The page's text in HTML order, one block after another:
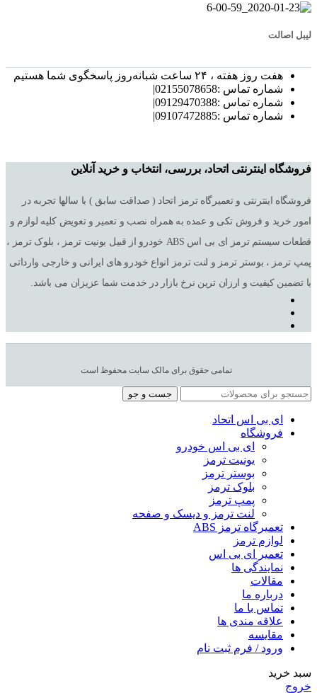
لیبل اصالت
هفت روز هفته ، ۲۴ ساعت شبانه‌روز پاسخگوی شما هستیم
شماره تماس :02155078658|
شماره تماس :09129470388|
شماره تماس :09107472885|
فروشگاه اینترنتی اتحاد، بررسی، انتخاب و خرید آنلاین
فروشگاه اینترنتی و تعمیرگاه ترمز اتحاد ( صداقت سابق ) با سالها تجربه در
امور خرید و فروش تکی و عمده به همراه نصب و تعمیر و تعویض کلیه لوازم و
قطعات سیستم ترمز ای بی اس ABS خودرو از قبیل یونیت ترمز ، بلوک ترمز ،
پمپ ترمز ، بوستر ترمز و لنت ترمز انواع خودرو های ایرانی و خارجی وارداتی
با تضمین کیفیت و ارزان ترین نرخ بازار در خدمت شما عزیزان می باشد.
تمامی حقوق برای مالک سایت محفوظ است
جست و جو
ای بی اس اتحاد
فروشگاه
ای بی اس خودرو
یونیت ترمز
بوستر ترمز
بلوک ترمز
پمپ ترمز
لنت ترمز و دیسک و صفحه
تعمیرگاه ترمز ABS
لوازم ترمز
تعمیر ای بی اس
نمایندگی ها
مقالات
درباره ما
تماس با ما
علاقه مندی ها
مقایسه
ورود / فرم ثبت نام
سبد خرید
خروج